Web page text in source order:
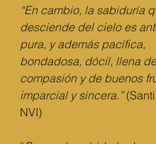
“En cambio, la sabiduría
desciende del cielo es
pura, y además pacífica,
bondadosa, dócil, llena
compasión y de buenos
imparcial y sincera.”
NVI)